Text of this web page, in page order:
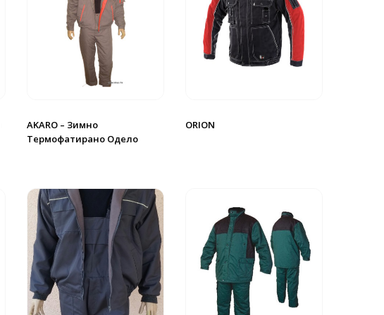
AKARO – Зимно
Термофатирано Одело
ORION